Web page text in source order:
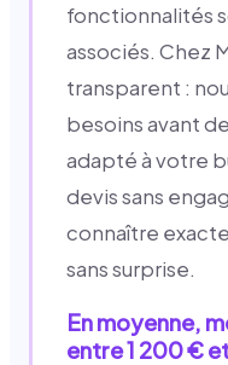
fonctionnalités
associés. Chez
transparent :
besoins avant
adapté à votre
devis sans
connaître
sans surprise.
En moyenne,
entre 1 200 €